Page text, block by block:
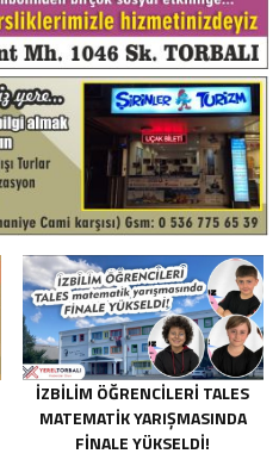
İZBILIM ÖĞRENCILERI TALES
MATEMATIK YARIŞMASINDA
FINALE YÜKSELDI!